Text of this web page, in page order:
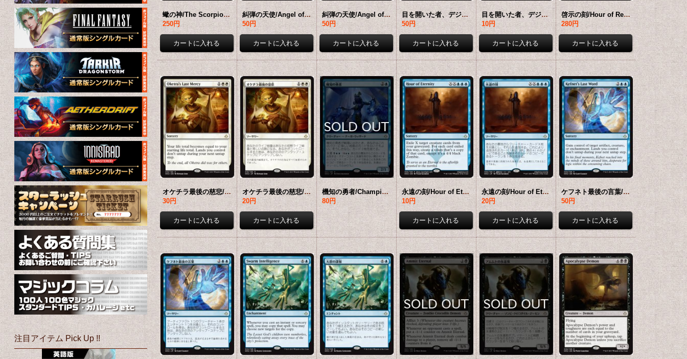
注目アイテム Pick Up !!
蠍の神/The Scorpion God 【日本語版】 [HOU-金MR]
250円
糾弾の天使/Angel of Condemnation 【英語版】 [HOU-白R]
50円
糾弾の天使/Angel of Condemnation 【日本語版】 [HOU-白R]
50円
目を開いた者、デジェル/Djeru, With Eyes Open 【英語版】 [HOU-白R]
50円
目を開いた者、デジェル/Djeru, With Eyes Open 【日本語版】 [HOU-白R]
10円
啓示の刻/Hour of Revelation 【日本語版】 [HOU-白R]
280円
オケチラ最後の慈悲/Oketra's Last Mercy 【英語版】 [HOU-白R]
30円
オケチラ最後の慈悲/Oketra's Last Mercy 【日本語版】 [HOU-白R]
20円
機知の勇者/Champion of Wits 【日本語版】 [HOU-青R]
80円
永遠の刻/Hour of Eternity 【英語版】 [HOU-青R]
10円
永遠の刻/Hour of Eternity 【日本語版】 [HOU-青R]
20円
ケフネト最後の言葉/Kefnet's Last Word 【英語版】 [HOU-青R]
50円